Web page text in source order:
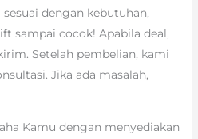
dengan kebutuhan,
sampai cocok! Apabila deal,
Setelah pembelian, kami
Jika ada masalah,
Kamu dengan menyediakan